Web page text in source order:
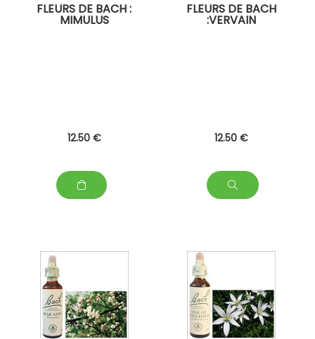
FLEURS DE BACH :
MIMULUS
12.50 €
FLEURS DE BACH
:VERVAIN
12.50 €